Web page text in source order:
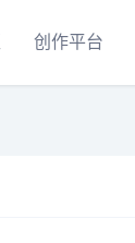
创作平台